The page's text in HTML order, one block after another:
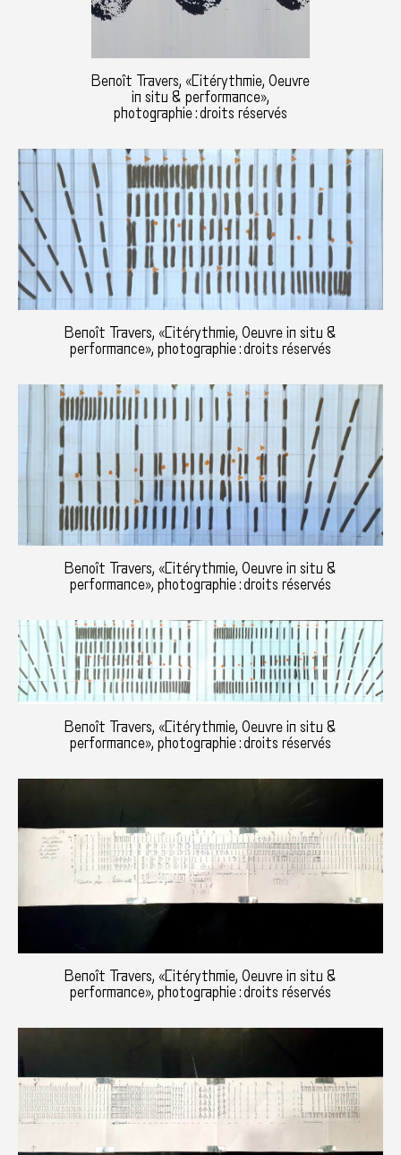
Benoît Travers, «Citérythmie, Oeuvre
in situ & performance»,
photographie : droits réservés
Benoît Travers, «Citérythmie, Oeuvre in situ &
performance», photographie : droits réservés
Benoît Travers, «Citérythmie, Oeuvre in situ &
performance», photographie : droits réservés
Benoît Travers, «Citérythmie, Oeuvre in situ &
performance», photographie : droits réservés
Benoît Travers, «Citérythmie, Oeuvre in situ &
performance», photographie : droits réservés